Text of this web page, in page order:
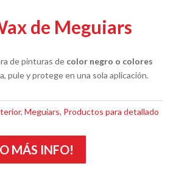
de Meguiars
de pinturas de color negro o colores
pule y protege en una sola aplicación.
, Meguiars, Productos para detallado
MÁS INFO!